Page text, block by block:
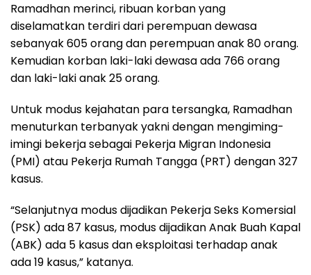
Ramadhan merinci, ribuan korban yang
diselamatkan terdiri dari perempuan dewasa
sebanyak 605 orang dan perempuan anak 80 orang.
Kemudian korban laki-laki dewasa ada 766 orang
dan laki-laki anak 25 orang.
Untuk modus kejahatan para tersangka, Ramadhan
menuturkan terbanyak yakni dengan mengiming-
imingi bekerja sebagai Pekerja Migran Indonesia
(PMI) atau Pekerja Rumah Tangga (PRT) dengan 327
kasus.
“Selanjutnya modus dijadikan Pekerja Seks Komersial
(PSK) ada 87 kasus, modus dijadikan Anak Buah Kapal
(ABK) ada 5 kasus dan eksploitasi terhadap anak
ada 19 kasus,” katanya.